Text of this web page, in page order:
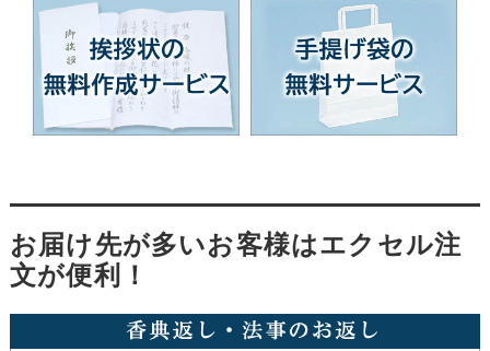
お届け先が多いお客様はエクセル注
文が便利！